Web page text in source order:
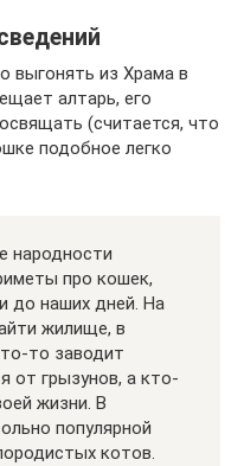
выгонять из Храма в
алтарь, его
(считается, что
подобное легко
народности
про кошек,
до наших дней. На
жилище, в
то заводит
от грызунов, а кто-
жизни. В
популярной
котов.